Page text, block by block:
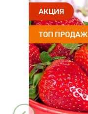
АКЦИЯ
ТОП ПРОДАЖ